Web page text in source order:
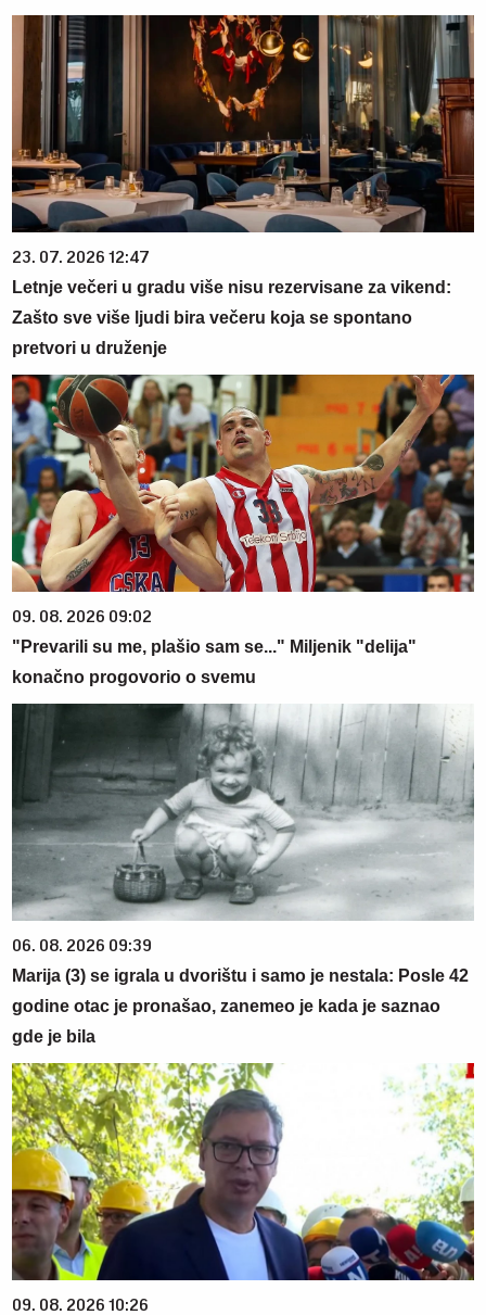
23. 07. 2026 12:47
Letnje večeri u gradu više nisu rezervisane za vikend:
Zašto sve više ljudi bira večeru koja se spontano
pretvori u druženje
09. 08. 2026 09:02
"Prevarili su me, plašio sam se..." Miljenik "delija"
konačno progovorio o svemu
06. 08. 2026 09:39
Marija (3) se igrala u dvorištu i samo je nestala: Posle 42
godine otac je pronašao, zanemeo je kada je saznao
gde je bila
09. 08. 2026 10:26